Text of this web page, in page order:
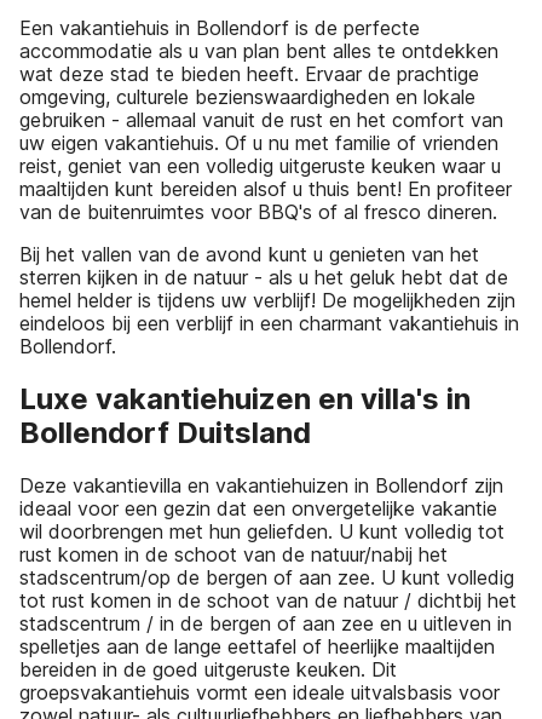
Een vakantiehuis in Bollendorf is de perfecte
accommodatie als u van plan bent alles te ontdekken
wat deze stad te bieden heeft. Ervaar de prachtige
omgeving, culturele bezienswaardigheden en lokale
gebruiken - allemaal vanuit de rust en het comfort van
uw eigen vakantiehuis. Of u nu met familie of vrienden
reist, geniet van een volledig uitgeruste keuken waar u
maaltijden kunt bereiden alsof u thuis bent! En profiteer
van de buitenruimtes voor BBQ's of al fresco dineren.
Bij het vallen van de avond kunt u genieten van het
sterren kijken in de natuur - als u het geluk hebt dat de
hemel helder is tijdens uw verblijf! De mogelijkheden zijn
eindeloos bij een verblijf in een charmant vakantiehuis in
Bollendorf.
Luxe vakantiehuizen en villa's in
Bollendorf Duitsland
Deze vakantievilla en vakantiehuizen in Bollendorf zijn
ideaal voor een gezin dat een onvergetelijke vakantie
wil doorbrengen met hun geliefden. U kunt volledig tot
rust komen in de schoot van de natuur/nabij het
stadscentrum/op de bergen of aan zee. U kunt volledig
tot rust komen in de schoot van de natuur / dichtbij het
stadscentrum / in de bergen of aan zee en u uitleven in
spelletjes aan de lange eettafel of heerlijke maaltijden
bereiden in de goed uitgeruste keuken. Dit
groepsvakantiehuis vormt een ideale uitvalsbasis voor